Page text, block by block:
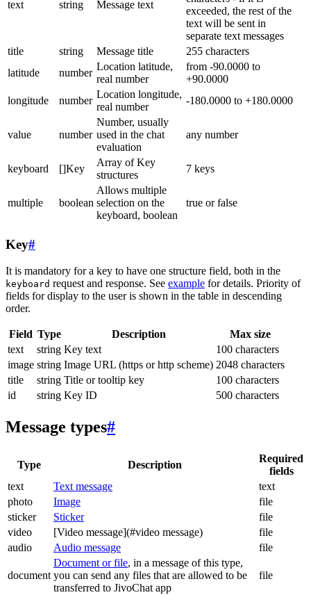
text string Message text
exceeded, the rest of the
text will be sent in
separate text messages
title
string Message title
255 characters
latitude
number
Location latitude,
real number
from -90.0000 to
+90.0000
longitude
number
Location longitude,
real number
-180.0000 to +180.0000
value number
Number, usually
used in the chat
evaluation
any number
keyboard []Key
Array of Key
structures
7 keys
multiple boolean
Allows multiple
selection on the
keyboard, boolean
true or false
Key#
It is mandatory for a key to have one structure field, both in the
keyboard request and response. See example for details. Priority of
fields for display to the user is shown in the table in descending
order.
Field Type Description
Max size
text
string Key text
100 characters
image string Image URL (https or http scheme) 2048 characters
title
string Title or tooltip key
100 characters
id
string Key ID 500 characters
Message types#
Type Description
Required
fields
text
Text message
text
photo
Image
file
sticker
Sticker
file
video
[Video message](#video message)
file
audio
Audio message file
document
Document or file, in a message of this type,
you can send any files that are allowed to be
transferred to JivoChat app
file